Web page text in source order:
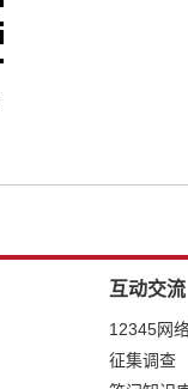
互动交流
12345网
征集调查